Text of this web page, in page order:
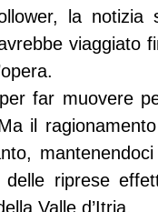
la notizia
viaggiato
far muovere
il
riprese
Valle d’Itria.